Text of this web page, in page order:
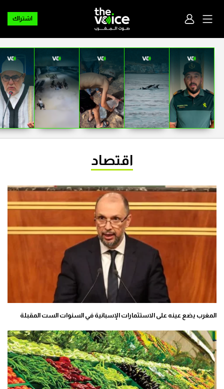
اشتراك
اقتصاد
المغرب يضع عينه على الاستثمارات الإسبانية في السنوات الست المقبلة